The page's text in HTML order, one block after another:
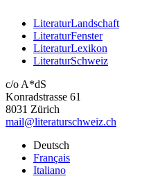
LiteraturLandschaft
LiteraturFenster
LiteraturLexikon
LiteraturSchweiz
c/o A*dS
Konradstrasse 61
8031 Zürich
mail@literaturschweiz.ch
Deutsch
Français
Italiano